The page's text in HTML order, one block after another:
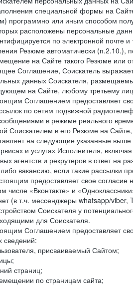
специальной формы на
программно или иным способом
расположены персональные
по электронной почте
Резюме автоматически (п.2.10.),
на Сайте такого Резюме или
Соглашение, Соискатель
данных Соискателя,
на Сайте, любому третьему
Соглашением предоставляет
по сетям подвижной
в режиме реального
Соискателем в его Резюме на
на следующие указанные
и услугах Исполнителя,
агентств и рекрутеров в ответ
вакансию, если такие рассылки
предоставляет свое
числе «Вконтакте» и
(в т.ч. мессенджеры whatsapp/
Соискателя у
для Соискателя.
Соглашением предоставляет
сведений:
присваиваемый Сайтом;
страниц;
по страницам сайта;